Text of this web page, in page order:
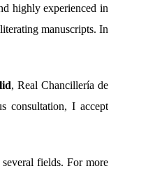
highly experienced in
manuscripts. In
, Real Chancillería de
consultation, I accept
fields. For more